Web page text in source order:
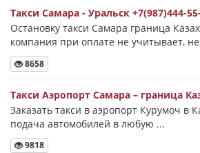
Такси Самара - Уральск +7(987)444-
Остановку такси Самара граница
компания при оплате не учитывает,
8658
Такси Аэропорт Самара – граница
Заказать такси в аэропорт Курумоч в
подача автомобилей в любую ...
9818